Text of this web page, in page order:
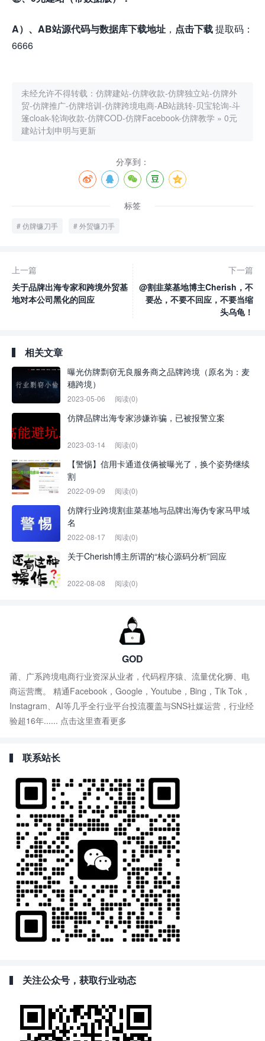
A）、AB站源代码与数据库下载地址 ， 点击下载提取码：
6666
未经允许不得转载： 仿牌建站-仿牌收款-仿牌独立站-仿牌外
贸-仿牌推广-仿牌培训-仿牌跨境电商-AB站跳转-贝宝轮询-斗
篷cloak-轮询收款-仿牌COD-仿牌Facebook-仿牌教学 » 0元
建站计划申明与更新
分享到：
标签
仿牌镰刀手 外贸镰刀手
上一篇
关于品牌出海专家和跨境外贸基
地对本公司黑化的回应
下一篇
@割韭菜基地博主Cherish，不
要怂，不要不回应，不要当缩
头乌龟！
相关文章
曝光仿牌剽窃无良服务商之品牌跨境（原名为：麦
穗跨境）
2023-05-06 阅读(0)
仿牌品牌出海专家涉嫌诈骗，已被报警立案
2023-03-14 阅读(0)
【警惕】信用卡通道伎俩被曝光了，换个姿势继续
割
2022-09-09 阅读(0)
仿牌行业跨境割韭菜基地与品牌出海伪专家马甲域
名
2022-08-17 阅读(0)
关于Cherish博主所谓的“核心源码分析”回应
2022-08-08 阅读(0)
GOD
莆、广系跨境电商行业资深从业者，代码程序猿、流量优化狮、电
商运营鹰。 精通Facebook，Google，Youtube，Bing，Tik Tok，
Instagram、AI等几乎全行业平台投流覆盖与SNS社媒运营，行业经
验超16年...... 点击这里查看更多
联系站长
关注公众号，获取行业动态